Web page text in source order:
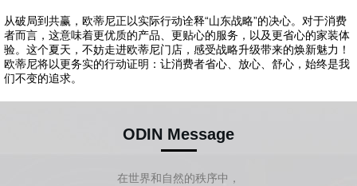
从破局到共赢，欧蒂尼正以实际行动诠释“山东战略”的决心。对于消费
者而言，这意味着更优质的产品、更贴心的服务，以及更省心的家装体
验。这个夏天，不妨走进欧蒂尼门店，感受战略升级带来的焕新魅力！
欧蒂尼将以更务实的行动证明：让消费者省心、放心、舒心，始终是我
们不变的追求。
ODIN Message
在世界和自然的秩序中，